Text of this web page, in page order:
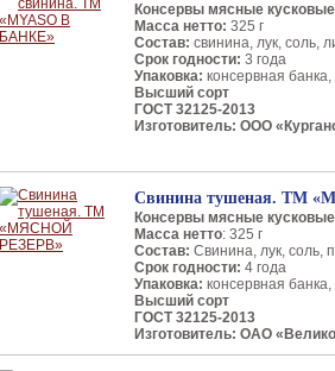
Консервы мясные
Масса нетто: 325 г
Состав: свинина, лук, соль,
Срок годности: 3 года
Упаковка: консервная банка,
Высший сорт
ГОСТ 32125-2013
Изготовитель: ООО
Свинина тушеная. ТМ
Консервы мясные
Масса нетто: 325 г
Состав: Свинина, лук, соль,
Срок годности: 4 года
Упаковка: консервная банка,
Высший сорт
ГОСТ 32125-2013
Изготовитель: ОАО